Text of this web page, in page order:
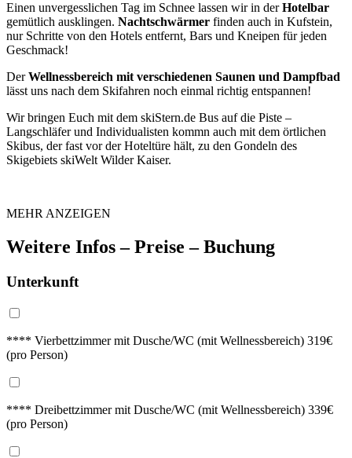
Einen unvergesslichen Tag im Schnee lassen wir in derHotelbar
gemütlich ausklingen. Nachtschwärmer finden auch in Kufstein,
nur Schritte von den Hotels entfernt, Bars und Kneipen für jeden
Geschmack!
DerWellnessbereich mit verschiedenen Saunen und Dampfbad
lässt uns nach dem Skifahren noch einmal richtig entspannen!
Wir bringen Euch mit dem skiStern.de Bus auf die Piste –
Langschläfer und Individualisten kommn auch mit dem örtlichen
Skibus, der fast vor der Hoteltüre hält, zu den Gondeln des
Skigebiets skiWelt Wilder Kaiser.
MEHR ANZEIGEN
Weitere Infos – Preise – Buchung
Unterkunft
**** Vierbettzimmer mit Dusche/WC (mit Wellnessbereich) 319€
(pro Person)
**** Dreibettzimmer mit Dusche/WC (mit Wellnessbereich) 339€
(pro Person)